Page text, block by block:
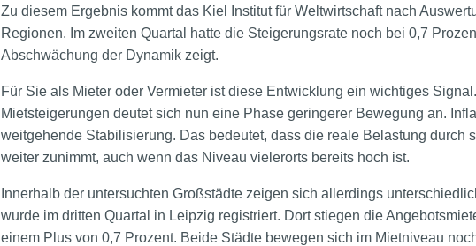
Zu diesem Ergebnis kommt das Kiel Institut für Weltwirtschaft nach
Regionen. Im zweiten Quartal hatte die Steigerungsrate noch bei 0,7
Abschwächung der Dynamik zeigt.
Für Sie als Mieter oder Vermieter ist diese Entwicklung ein wichtiges
Mietsteigerungen deutet sich nun eine Phase geringerer Bewegung an.
weitgehende Stabilisierung. Das bedeutet, dass die reale Belastung durch
weiter zunimmt, auch wenn das Niveau vielerorts bereits hoch ist.
Innerhalb der untersuchten Großstädte zeigen sich allerdings
wurde im dritten Quartal in Leipzig registriert. Dort stiegen die
einem Plus von 0,7 Prozent. Beide Städte bewegen sich im Mietniveau